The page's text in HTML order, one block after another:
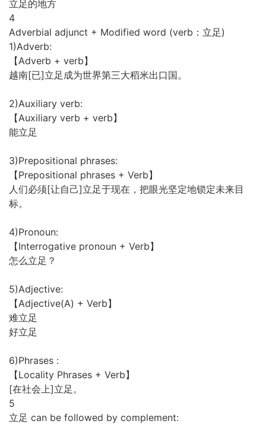
立足的地方
4
Adverbial adjunct + Modified word (verb：立足)
1)Adverb:
【Adverb + verb】
越南[已]立足成为世界第三大稻米出口国。
2)Auxiliary verb:
【Auxiliary verb + verb】
能立足
3)Prepositional phrases:
【Prepositional phrases + Verb】
人们必须[让自己]立足于现在，把眼光坚定地锁定未来目
标。
4)Pronoun:
【Interrogative pronoun + Verb】
怎么立足？
5)Adjective:
【Adjective(A) + Verb】
难立足
好立足
6)Phrases :
【Locality Phrases + Verb】
[在社会上]立足。
5
立足 can be followed by complement: